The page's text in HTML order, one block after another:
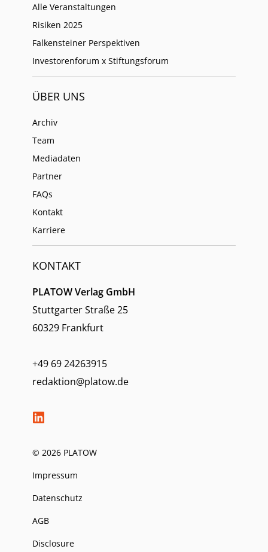
Alle Veranstaltungen
Risiken 2025
Falkensteiner Perspektiven
Investorenforum x Stiftungsforum
ÜBER UNS
Archiv
Team
Mediadaten
Partner
FAQs
Kontakt
Karriere
KONTAKT
PLATOW Verlag GmbH
Stuttgarter Straße 25
60329 Frankfurt
+49 69 24263915
redaktion@platow.de
© 2026 PLATOW
Impressum
Datenschutz
AGB
Disclosure